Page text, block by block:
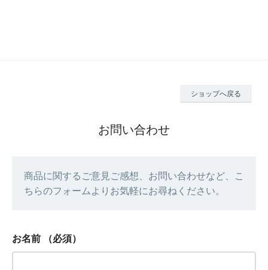
ショップへ戻る
お問い合わせ
商品に関するご意見ご感想、お問い合わせなど、こ
ちらのフォームよりお気軽にお尋ねください。
お名前 （必須）